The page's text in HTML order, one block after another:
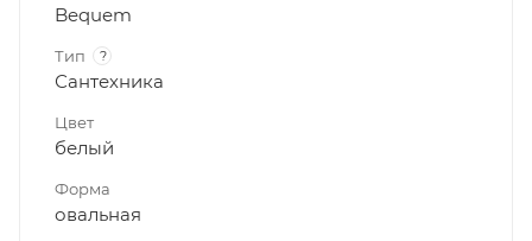
Bequem
Тип ?
Сантехника
Цвет
белый
Форма
овальная